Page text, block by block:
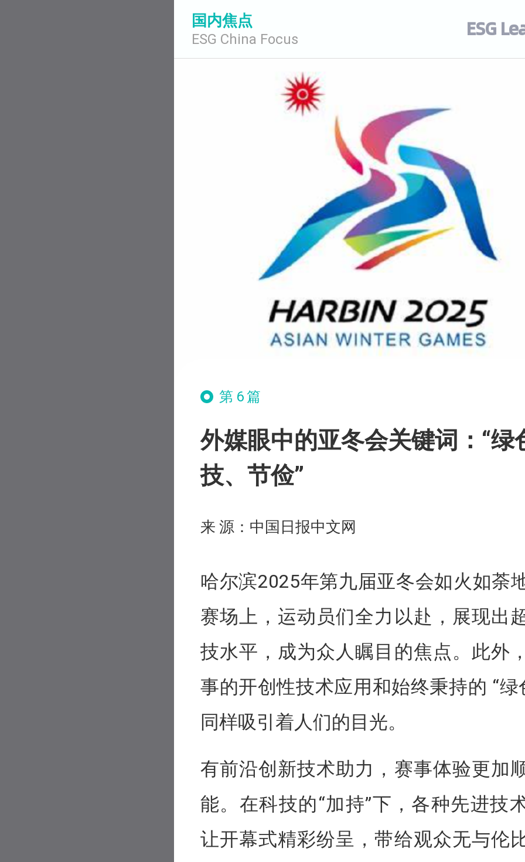
国内焦点
ESG China Focus ESG
第6篇
外媒眼中的亚冬会关键词：“绿
技、节俭”
来 源：中国日报中文网
哈尔滨2025年第九届亚冬会如火如荼
赛场上，运动员们全力以赴，展现出
技水平，成为众人瞩目的焦点。此外
事的开创性技术应用和始终秉持的 “绿
同样吸引着人们的目光。
有前沿创新技术助力，赛事体验更加
能。在科技的“加持”下，各种先进技
让开幕式精彩纷呈，带给观众无与伦